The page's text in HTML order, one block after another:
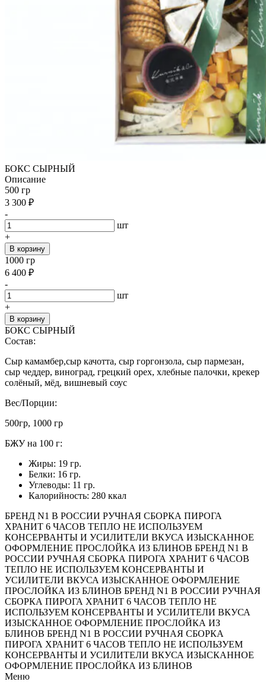
БОКС СЫРНЫЙ
Описание
500 гр
3 300 ₽
-
шт
+
В корзину
1000 гр
6 400 ₽
-
шт
+
В корзину
БОКС СЫРНЫЙ
Состав:
Сыр камамбер,сыр качотта, сыр горгонзола, сыр пармезан,
сыр чеддер, виноград, грецкий орех, хлебные палочки, крекер
солёный, мёд, вишневый соус
Вес/Порции:
500гр, 1000 гр
БЖУ на 100 г:
Жиры: 19 гр.
Белки: 16 гр.
Углеводы: 11 гр.
Калорийность: 280 ккал
БРЕНД N1 В РОССИИ РУЧНАЯ СБОРКА ПИРОГА
ХРАНИТ 6 ЧАСОВ ТЕПЛО НЕ ИСПОЛЬЗУЕМ
КОНСЕРВАНТЫ И УСИЛИТЕЛИ ВКУСА ИЗЫСКАННОЕ
ОФОРМЛЕНИЕ ПРОСЛОЙКА ИЗ БЛИНОВ БРЕНД N1 В
РОССИИ РУЧНАЯ СБОРКА ПИРОГА ХРАНИТ 6 ЧАСОВ
ТЕПЛО НЕ ИСПОЛЬЗУЕМ КОНСЕРВАНТЫ И
УСИЛИТЕЛИ ВКУСА ИЗЫСКАННОЕ ОФОРМЛЕНИЕ
ПРОСЛОЙКА ИЗ БЛИНОВ БРЕНД N1 В РОССИИ РУЧНАЯ
СБОРКА ПИРОГА ХРАНИТ 6 ЧАСОВ ТЕПЛО НЕ
ИСПОЛЬЗУЕМ КОНСЕРВАНТЫ И УСИЛИТЕЛИ ВКУСА
ИЗЫСКАННОЕ ОФОРМЛЕНИЕ ПРОСЛОЙКА ИЗ
БЛИНОВ БРЕНД N1 В РОССИИ РУЧНАЯ СБОРКА
ПИРОГА ХРАНИТ 6 ЧАСОВ ТЕПЛО НЕ ИСПОЛЬЗУЕМ
КОНСЕРВАНТЫ И УСИЛИТЕЛИ ВКУСА ИЗЫСКАННОЕ
ОФОРМЛЕНИЕ ПРОСЛОЙКА ИЗ БЛИНОВ
Меню